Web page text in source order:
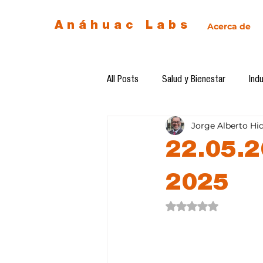
Anáhuac Labs Acerca de
All Posts Salud y Bienestar
Egresados Inteligencia
Diseño de futuro Ética de la
2025
Jorge Alberto
Obtuvo NaN de 5